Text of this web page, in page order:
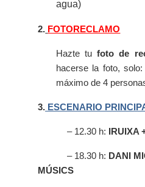
agua)
2. FOTORECLAMO
Hazte tufoto de
hacerse la foto,
máximo de 4
3. ESCENARIO
– 12.30 h: IRUIXA
– 18.30 h: DANI
MÚSICS